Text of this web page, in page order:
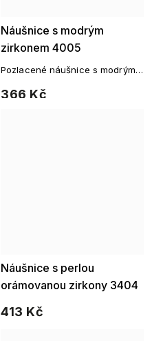
Náušnice s modrým
zirkonem 4005
366 Kč
Pozlacené náušnice s modrým
Náušnice s perlou
orámovanou zirkony 3404
413 Kč